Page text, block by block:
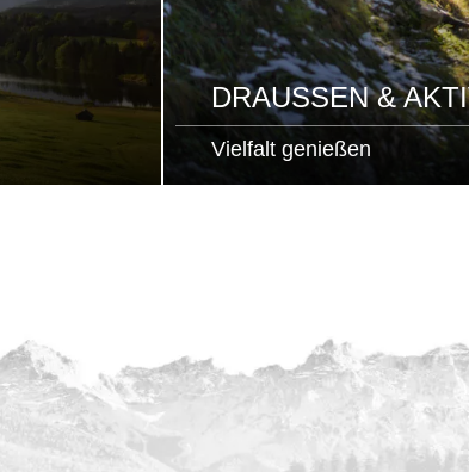
DRAUSSEN & AKTIV
Vielfalt genießen